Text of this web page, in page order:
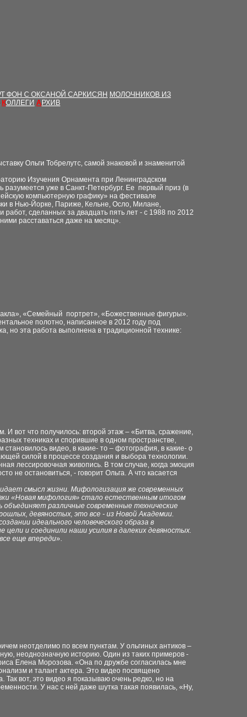
ФОН С ОКСАНОЙ САРКИСЯН МОЛОЧНИКОВ ИЗ
КОЛЛЕГИ АРХИВ
Ольги Тобрелутс, самой знаковой и знаменитой
Изучения Орнамента при Ленинградском
разумеется уже в Санкт-Петербург. Ее первый приз (в
компьютерную графику» на фестивале
в Нью-Йорке, Париже, Кельне, Осло, Милане,
сделанных за двадцать пять лет - с 1988 по 2012
расставаться даже на месяц».
«Семейный портрет», «Божественные фигуры».
полотно, написанное в 2012 году под
но эта работа выполнена в традиционной технике:
И вот что получилось: второй этаж – «Битва, сражение,
техниках и спорившие в одном пространстве,
видео, в какие- то – фотография, в какие- о
силой в процессе создания и выбора технологии.
лессировочная живопись. В том случае, когда эмоция
не остановиться, - говорит Ольга. А что касается
смысл жизни. Мифологизация же современных
«Новая мифология» стало естественным итогом
различные современные технические
девяностых, это все - из Новой Академии.
идеального человеческого образа в
и соединили наши усилия в далеких девяностых.
еще впереди».
неотделимо по всем пунктам. У ольгиных антиков –
неоднозначную историю. Один из таких примеров -
Елена Морозова. «Она по дружбе согласилась мне
и талант актера. Это видео посвящено
Так вот, это видео я показываю очень редко, но на
У нас с ней даже шутка такая появилась, «Ну,